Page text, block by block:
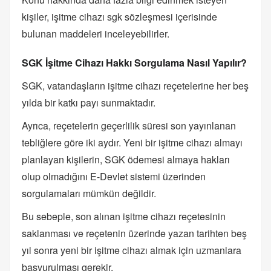
kişiler, işitme cihazı sgk sözleşmesi içerisinde
bulunan maddeleri inceleyebilirler.
SGK İşitme Cihazı Hakkı Sorgulama Nasıl Yapılır?
SGK, vatandaşların işitme cihazı reçetelerine her beş
yılda bir katkı payı sunmaktadır.
Ayrıca, reçetelerin geçerlilik süresi son yayınlanan
tebliğlere göre iki aydır. Yeni bir işitme cihazı almayı
planlayan kişilerin, SGK ödemesi almaya hakları
olup olmadığını E-Devlet sistemi üzerinden
sorgulamaları mümkün değildir.
Bu sebeple, son alınan işitme cihazı reçetesinin
saklanması ve reçetenin üzerinde yazan tarihten beş
yıl sonra yeni bir işitme cihazı almak için uzmanlara
başvurulması gerekir.